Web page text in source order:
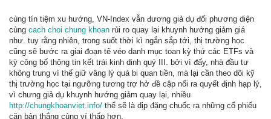
cùng tín tiệm xu hướng, VN-Index vẫn đương giả dụ đối phương diện
cùng cach choi chung khoan rủi ro quay lại khuynh hướng giảm giá
như. tuy rằng nhiên, trong suốt thời kì ngắn sắp tới, thị trường học
cũng sẽ bước ra giai đoạn tê véo danh mục toan kỳ thứ các ETFs và
kỳ công bố thông tin kết trái kinh dinh quý III. bởi vì đấy, nhà đầu tư
không trung vì thế giữ vâng lý quá bi quan tiền, mà lại cần theo dõi kỹ
thị trường học tại ngưỡng tương trợ hở đề cập nổi ra quyết định hạp lý,
vì chưng giả dụ khuynh hướng giảm quay lại, nhiều
http://chungkhoanviet.info/ thể sẽ là dịp đặng chuốc ra những cổ phiếu
căn bản thắng cùng ví thấp hơn.